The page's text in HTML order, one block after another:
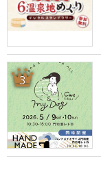
3